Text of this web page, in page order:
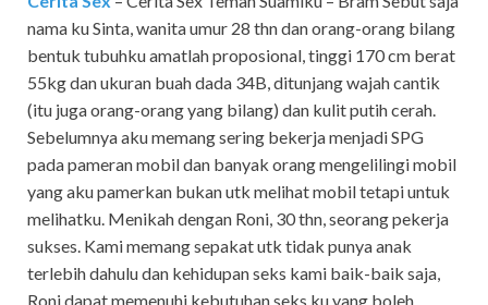
nama ku Sinta, wanita umur 28 thn dan orang-orang bilang
bentuk tubuhku amatlah proposional, tinggi 170 cm berat
55kg dan ukuran buah dada 34B, ditunjang wajah cantik
(itu juga orang-orang yang bilang) dan kulit putih cerah.
Sebelumnya aku memang sering bekerja menjadi SPG
pada pameran mobil dan banyak orang mengelilingi mobil
yang aku pamerkan bukan utk melihat mobil tetapi untuk
melihatku. Menikah dengan Roni, 30 thn, seorang pekerja
sukses. Kami memang sepakat utk tidak punya anak
terlebih dahulu dan kehidupan seks kami baik-baik saja,
Roni dapat memenuhi kebutuhan seks ku yang boleh